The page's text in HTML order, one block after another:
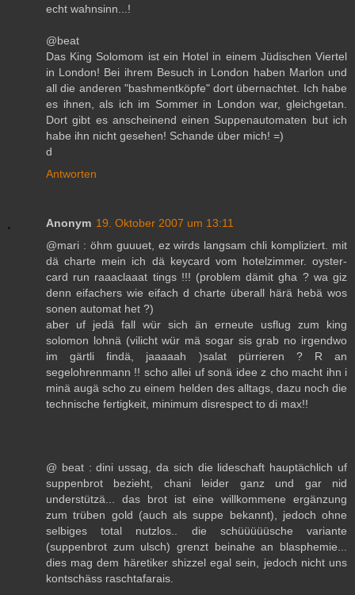
echt wahnsinn...!
@beat
Das King Solomom ist ein Hotel in einem Jüdischen Viertel
in London! Bei ihrem Besuch in London haben Marlon und
all die anderen "bashmentköpfe" dort übernachtet. Ich habe
es ihnen, als ich im Sommer in London war, gleichgetan.
Dort gibt es anscheinend einen Suppenautomaten but ich
habe ihn nicht gesehen! Schande über mich! =)
d
Antworten
Anonym 19. Oktober 2007 um 13:11
@mari : öhm guuuet, ez wirds langsam chli kompliziert. mit
dä charte mein ich dä keycard vom hotelzimmer. oyster-
card run raaaclaaat tings !!! (problem dämit gha ? wa giz
denn eifachers wie eifach d charte überall härä hebä wos
sonen automat het ?)
aber uf jedä fall wür sich än erneute usflug zum king
solomon lohnä (vilicht wür mä sogar sis grab no irgendwo
im gärtli findä, jaaaaah )salat pürrieren ? R an
segelohrenmann !! scho allei uf sonä idee z cho macht ihn i
minä augä scho zu einem helden des alltags, dazu noch die
technische fertigkeit, minimum disrespect to di max!!
@ beat : dini ussag, da sich die lideschaft hauptächlich uf
suppenbrot bezieht, chani leider ganz und gar nid
understützä... das brot ist eine willkommene ergänzung
zum trüben gold (auch als suppe bekannt), jedoch ohne
selbiges total nutzlos.. die schüüüüüsche variante
(suppenbrot zum ulsch) grenzt beinahe an blasphemie...
dies mag dem häretiker shizzel egal sein, jedoch nicht uns
kontschäss raschtafarais.